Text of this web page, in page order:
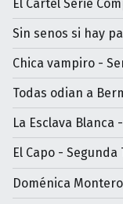
El Cartel Serie
Sin senos si hay
Chica vampiro -
Todas odian a
La Esclava Blanca
El Capo -
Doménica